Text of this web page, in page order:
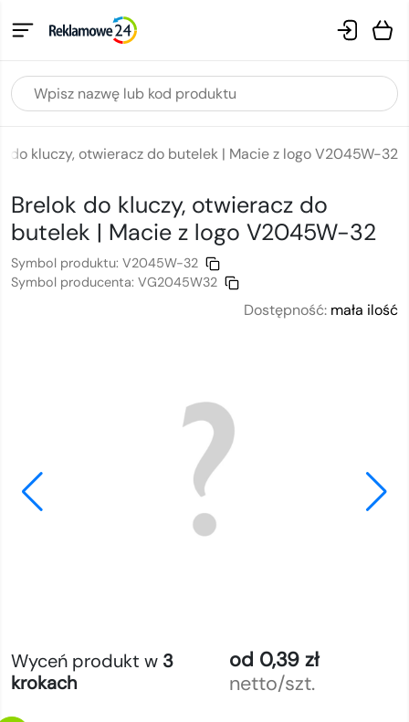
do kluczy, otwieracz do butelek | Macie z logo V2045W-32
Brelok do kluczy, otwieracz do
butelek | Macie z logo V2045W-32
Symbol produktu: V2045W-32
Symbol producenta: VG2045W32
Dostępność: mała ilość
Wyceń produkt w 3
krokach
od 0,39 zł
netto/szt.